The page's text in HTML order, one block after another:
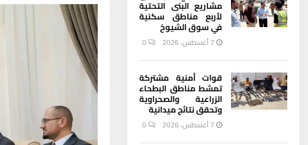
مشاريع البنى التحتية
لأربع مناطق سكنية
في سوق الشيوخ
7 أغسطس، 2026 0
قوات أمنية مشتركة
تمشط مناطق البطحاء
الزراعية والصحراوية
وتحقق نتائج ميدانية
7 أغسطس، 2026 0